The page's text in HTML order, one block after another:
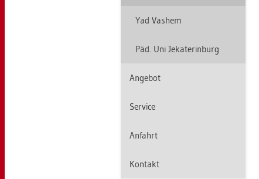
Yad Vas­hem
Päd. Uni Je­ka­te­r­in­burg
An­ge­bot
Ser­vice
An­fahrt
Kon­takt